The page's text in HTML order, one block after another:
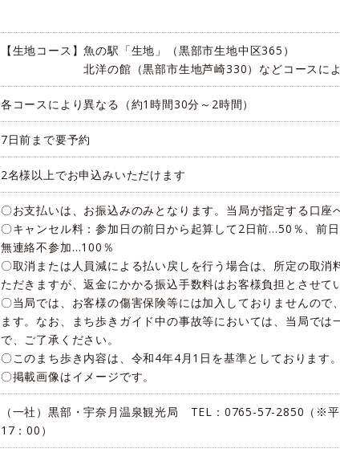
【生地コース】魚の駅「生地」（黒部市生地中区365）
北洋の館（黒部市生地芦崎330）などコースによ
各コースにより異なる（約1時間30分～2時間）
7日前まで要予約
2名様以上でお申込みいただけます
〇お支払いは、お振込みのみとなります。当局が指定する口座
〇キャンセル料：参加日の前日から起算して2日前…50％、前
無連絡不参加…100％
〇取消または人員減による払い戻しを行う場合は、所定の取消
ただきますが、返金にかかる振込手数料はお客様負担とさせて
〇当局では、お客様の傷害保険等には加入しておりませんので
ます。なお、まち歩きガイド中の事故等においては、当局では
で、ご了承ください。
〇このまち歩き内容は、令和4年4月1日を基準としております
〇掲載画像はイメージです。
（一社）黒部・宇奈月温泉観光局 TEL：0765-57-2850（
17：00）